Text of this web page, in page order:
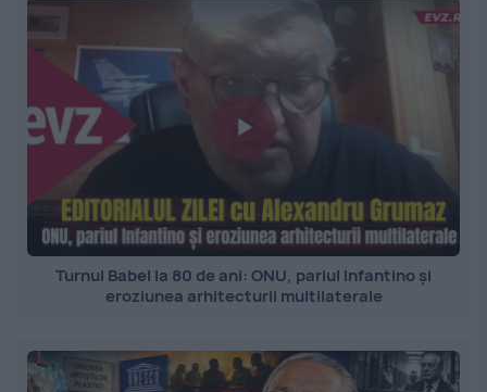
Turnul Babel la 80 de ani: ONU, pariul Infantino și
eroziunea arhitecturii multilaterale